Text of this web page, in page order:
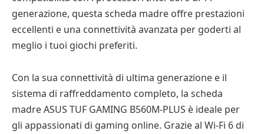
generazione, questa scheda madre offre prestazioni
eccellenti e una connettività avanzata per goderti al
meglio i tuoi giochi preferiti.
Con la sua connettività di ultima generazione e il
sistema di raffreddamento completo, la scheda
madre ASUS TUF GAMING B560M-PLUS è ideale per
gli appassionati di gaming online. Grazie al Wi-Fi 6 di